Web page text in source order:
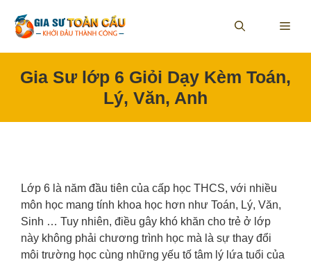
content
Gia Sư lớp 6 Giỏi Dạy Kèm Toán,
Lý, Văn, Anh
Lớp 6 là năm đầu tiên của cấp học THCS, với nhiều
môn học mang tính khoa học hơn như Toán, Lý, Văn,
Sinh … Tuy nhiên, điều gây khó khăn cho trẻ ở lớp
này không phải chương trình học mà là sự thay đổi
môi trường học cùng những yếu tố tâm lý lứa tuổi của